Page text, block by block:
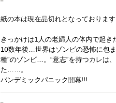
紙の本は現在品切れとなっております
きっかけは1人の老婦人の体内で起き
10数年後…世界はゾンビの恐怖に包
種”のゾンビ…。“意志”を持つカレは
た……。
パンデミックパニック開幕!!!